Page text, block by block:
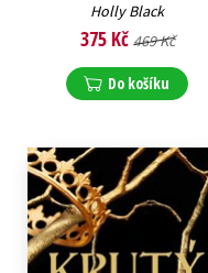
Holly Black
375 Kč 469 Kč
Do košíku